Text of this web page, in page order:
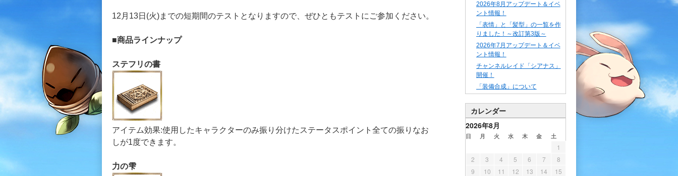
12月13日(火)までの短期間のテストとなりますので、ぜひともテストにご参加ください。
■商品ラインナップ
ステフリの書
アイテム効果:使用したキャラクターのみ振り分けたステータスポイント全ての振りなお
しが1度できます。
力の雫
2026年8月アップデート＆イベ
ント情報！
「表情」と「髪型」の一覧を作
りました！～改訂第3版～
2026年7月アップデート＆イベ
ント情報！
チャンネルレイド「シアナス」
開催！
「装備合成」について
カレンダー
2026年8月
日 月 火 水 木 金 土
1
2
3 4 5 6 7
8
9
10 11 12 13 14
15